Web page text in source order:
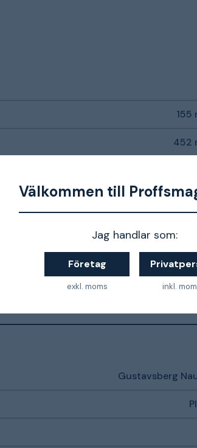
Välkommen till
Jag handlar som:
Företag
exkl. moms inkl.
155
452
Gustavsberg